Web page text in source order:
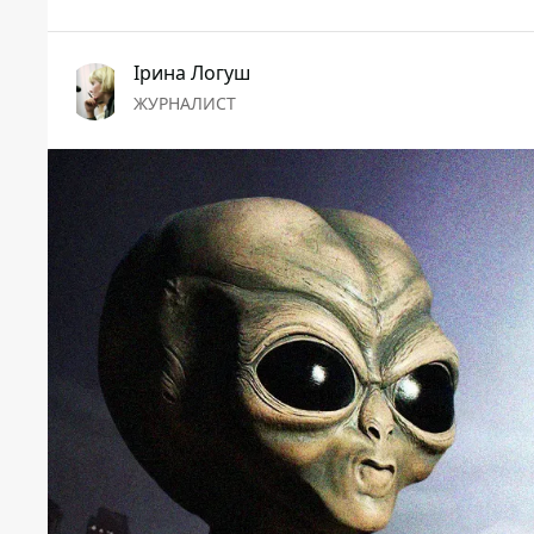
Ірина Логуш
ЖУРНАЛИСТ